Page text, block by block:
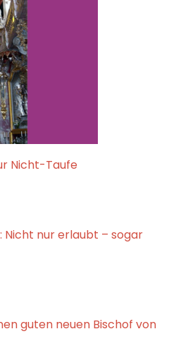
Nicht-Taufe
Nicht nur erlaubt – sogar
guten neuen Bischof von